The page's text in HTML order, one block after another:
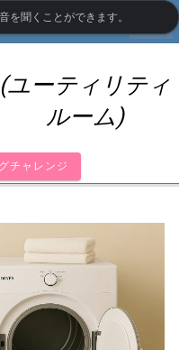
英語の視覚語彙
(ユーティリティ
ルーム)
ングチャレンジ
を聞くことができます。